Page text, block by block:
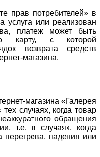
прав потребителей» в
услуга или реализован
платеж может быть
карту, с которой
возврата средств
магазина.
магазина «Галерея
случаях, когда товар
обращения
т.е. в случаях, когда
перегрева, падения или